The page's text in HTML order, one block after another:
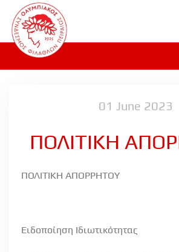
Skip to main content
01 June 2023
ΠΟΛΙΤΙΚΗ
ΠΟΛΙΤΙΚΗ ΑΠΟΡΡΗΤΟΥ
Ειδοποίηση Ιδιωτικότητας